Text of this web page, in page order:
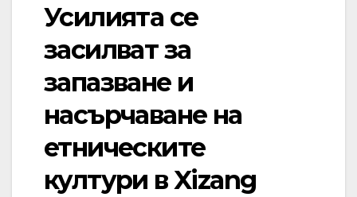
Усилията се
засилват за
запазване и
насърчаване на
етническите
култури в Xizang